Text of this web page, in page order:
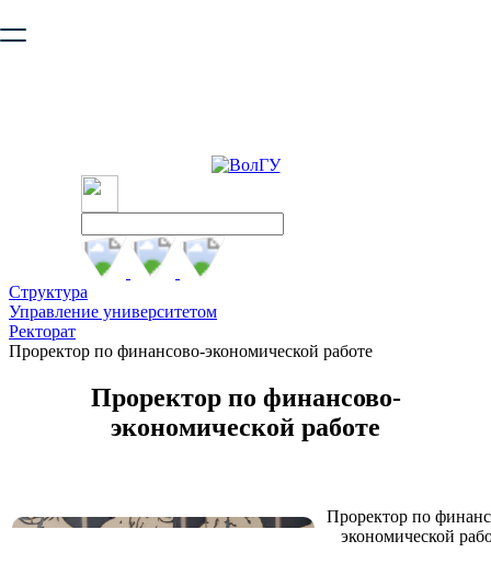
безопасную работу с сайтом. Пожалуйста
Структура
Управление университетом
Ректорат
Проректор по финансово-экономической работе
Проректор по финансово-
экономической работе
Проректор по
экономической